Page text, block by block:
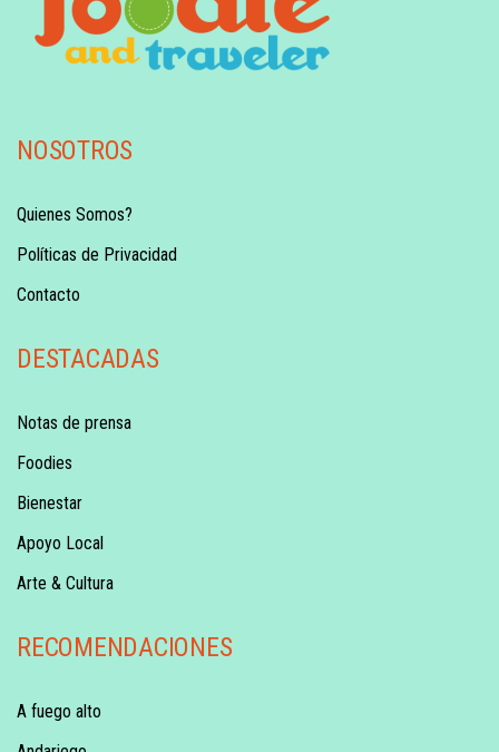
NOSOTROS
Quienes Somos?
Políticas de Privacidad
Contacto
DESTACADAS
Notas de prensa
Foodies
Bienestar
Apoyo Local
Arte & Cultura
RECOMENDACIONES
A fuego alto